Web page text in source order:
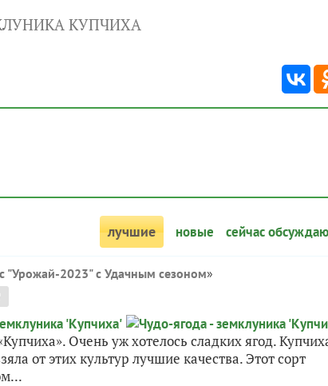
КУПЧИХА
лучшие новые сейчас
"Урожай-2023" с Удачным сезоном»
Очень уж хотелось сладких ягод.
от этих культур лучшие качества. Этот сорт